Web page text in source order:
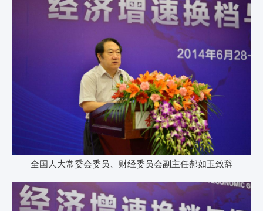
全国人大常委会委员、财经委员会副主任郝如玉致辞